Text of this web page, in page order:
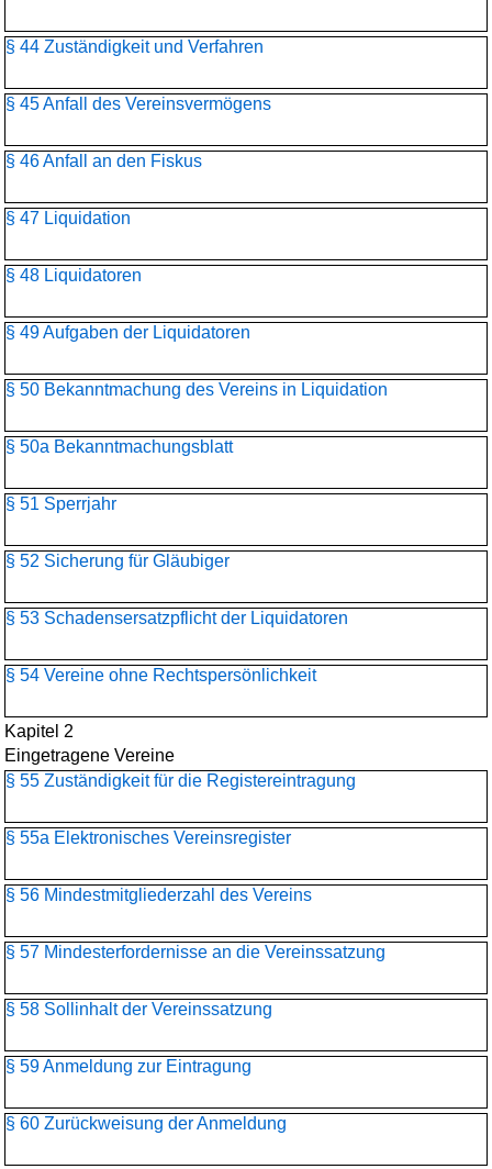
§ 44 Zuständigkeit und Verfahren
§ 45 Anfall des Vereinsvermögens
§ 46 Anfall an den Fiskus
§ 47 Liquidation
§ 48 Liquidatoren
§ 49 Aufgaben der Liquidatoren
§ 50 Bekanntmachung des Vereins in Liquidation
§ 50a Bekanntmachungsblatt
§ 51 Sperrjahr
§ 52 Sicherung für Gläubiger
§ 53 Schadensersatzpflicht der Liquidatoren
§ 54 Vereine ohne Rechtspersönlichkeit
Kapitel 2
Eingetragene Vereine
§ 55 Zuständigkeit für die Registereintragung
§ 55a Elektronisches Vereinsregister
§ 56 Mindestmitgliederzahl des Vereins
§ 57 Mindesterfordernisse an die Vereinssatzung
§ 58 Sollinhalt der Vereinssatzung
§ 59 Anmeldung zur Eintragung
§ 60 Zurückweisung der Anmeldung